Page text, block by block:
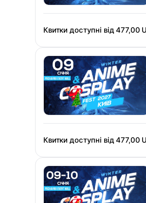
Квитки доступні від477,00
Квитки доступні від477,00